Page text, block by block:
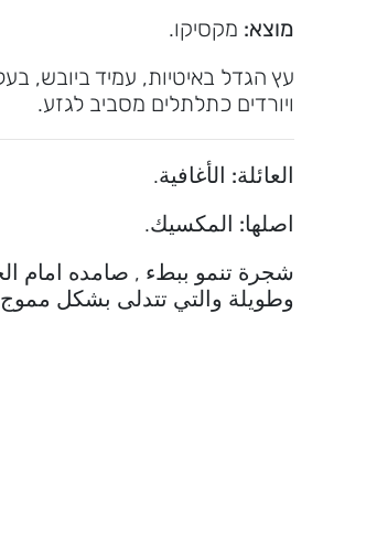
מוצא: מקסיקו.
עץ הגדל באיטיות, עמיד ביובש,
ויורדים כתלתלים מסביב לגזע.
العائلة: الأغافية.
اصلها: المكسيك.
شجرة تنمو ببطء , صامده امام
وطويلة والتي تتدلى بشكل